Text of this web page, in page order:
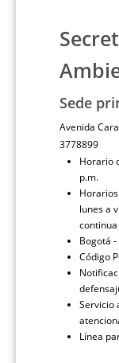
Sede
Avenida
3778899
Horario
p.m.
lunes a
continua
Bogotá
Código
Servicio
Línea